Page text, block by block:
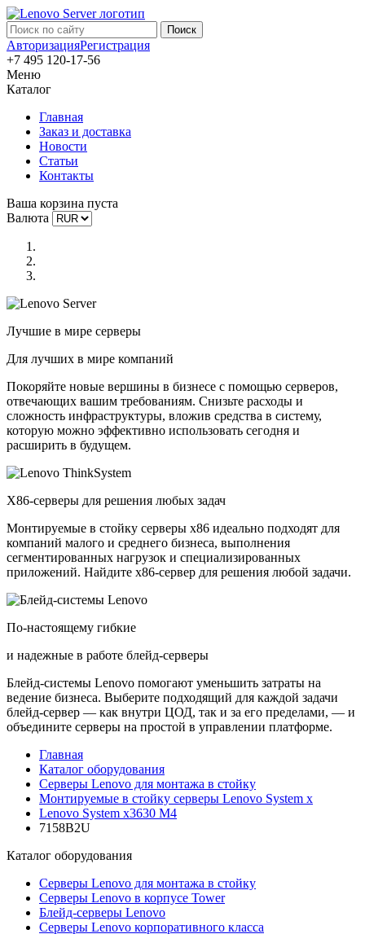
АвторизацияРегистрация
+7 495 120-17-56
Меню
Каталог
Главная
Заказ и доставка
Новости
Статьи
Контакты
Ваша корзина пуста
Валюта
Лучшие в мире серверы
Для лучших в мире компаний
Покоряйте новые вершины в бизнесе с помощью серверов,
отвечающих вашим требованиям. Снизьте расходы и
сложность инфраструктуры, вложив средства в систему,
которую можно эффективно использовать сегодня и
расширить в будущем.
X86-серверы для решения любых задач
Монтируемые в стойку серверы x86 идеально подходят для
компаний малого и среднего бизнеса, выполнения
сегментированных нагрузок и специализированных
приложений. Найдите x86-сервер для решения любой задачи.
По-настоящему гибкие
и надежные в работе блейд-серверы
Блейд-системы Lenovo помогают уменьшить затраты на
ведение бизнеса. Выберите подходящий для каждой задачи
блейд-сервер — как внутри ЦОД, так и за его пределами, — и
объедините серверы на простой в управлении платформе.
Главная
Каталог оборудования
Серверы Lenovo для монтажа в стойку
Монтируемые в стойку серверы Lenovo System x
Lenovo System x3630 M4
7158B2U
Каталог оборудования
Серверы Lenovo для монтажа в стойку
Серверы Lenovo в корпусе Tower
Блейд-серверы Lenovo
Cерверы Lenovo корпоративного класса